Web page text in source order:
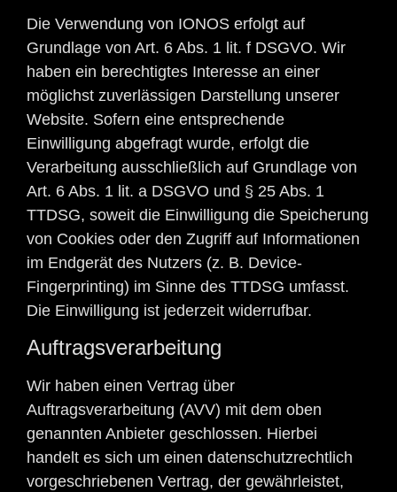
Die Verwendung von IONOS erfolgt auf
Grundlage von Art. 6 Abs. 1 lit. f DSGVO. Wir
haben ein berechtigtes Interesse an einer
möglichst zuverlässigen Darstellung unserer
Website. Sofern eine entsprechende
Einwilligung abgefragt wurde, erfolgt die
Verarbeitung ausschließlich auf Grundlage von
Art. 6 Abs. 1 lit. a DSGVO und § 25 Abs. 1
TTDSG, soweit die Einwilligung die Speicherung
von Cookies oder den Zugriff auf Informationen
im Endgerät des Nutzers (z. B. Device-
Fingerprinting) im Sinne des TTDSG umfasst.
Die Einwilligung ist jederzeit widerrufbar.
Auftragsverarbeitung
Wir haben einen Vertrag über
Auftragsverarbeitung (AVV) mit dem oben
genannten Anbieter geschlossen. Hierbei
handelt es sich um einen datenschutzrechtlich
vorgeschriebenen Vertrag, der gewährleistet,